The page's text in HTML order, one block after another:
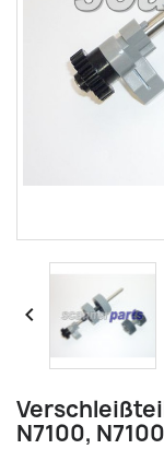

N7100,